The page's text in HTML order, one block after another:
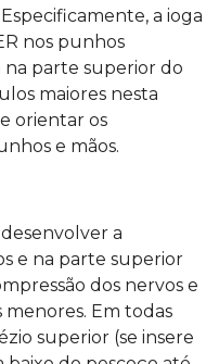
a ioga
nos punhos
parte superior do
maiores nesta
orientar os
e mãos.
a
e na parte superior
dos nervos e
menores. Em todas
superior (se insere